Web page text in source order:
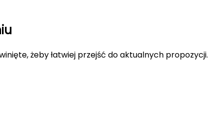
żeby łatwiej przejść do aktualnych propozycji.